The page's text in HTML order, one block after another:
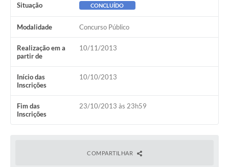
Situação CONCLUÍDO
Modalidade Concurso Público
Realização em a
partir de
10/11/2013
Início das
Inscrições
10/10/2013
Fim das
Inscrições
23/10/2013 às 23h59
COMPARTILHAR